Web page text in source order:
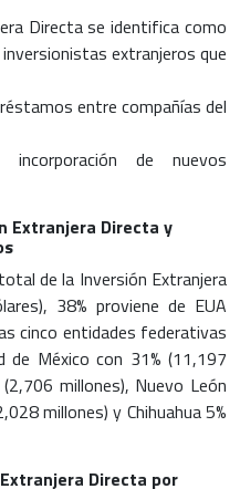
Directa se identifica como
extranjeros que
entre compañías del
de nuevos
Extranjera Directa y
de la Inversión Extranjera
38% proviene de EUA
cinco entidades federativas
de México con 31% (11,197
millones), Nuevo León
millones) y Chihuahua 5%
Directa por